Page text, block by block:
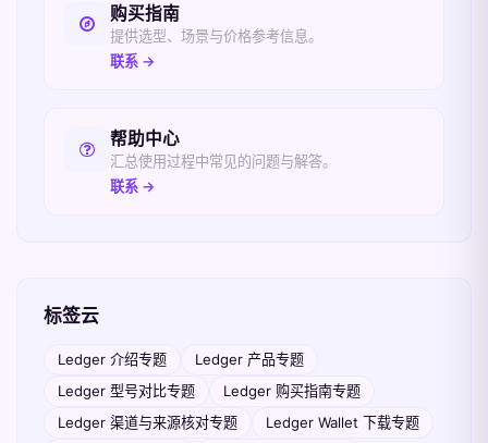
购买指南
提供选型、场景与价格参考信息。
联系 →
帮助中心
汇总使用过程中常见的问题与解答。
联系 →
标签云
Ledger 介绍专题
Ledger 产品专题
Ledger 型号对比专题
Ledger 购买指南专题
Ledger 渠道与来源核对专题
Ledger Wallet 下载专题